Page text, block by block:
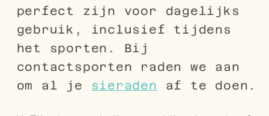
perfect zijn voor dagelijks
gebruik, inclusief tijdens
het sporten. Bij
contactsporten raden we aan
om al je
sieraden af te doen.